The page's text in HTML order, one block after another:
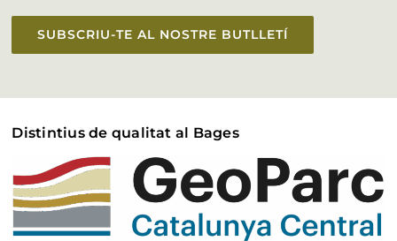
SUBSCRIU-TE AL NOSTRE BUTLLETÍ
Distintius de qualitat al Bages